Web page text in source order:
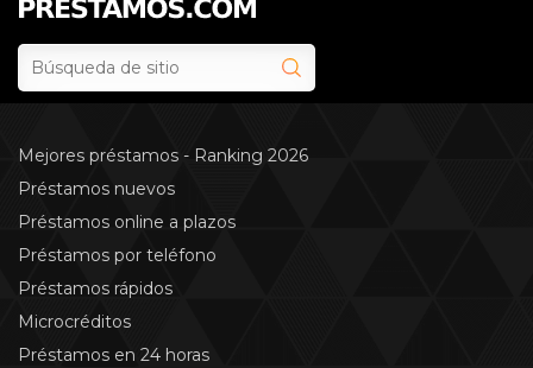
Mejores préstamos - Ranking 2026
Préstamos nuevos
Préstamos online a plazos
Préstamos por teléfono
Préstamos rápidos
Microcréditos
Préstamos en 24 horas